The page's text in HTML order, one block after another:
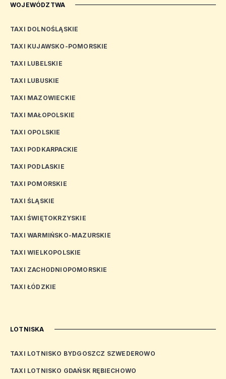
WOJEWÓDZTWA
TAXI DOLNOŚLĄSKIE
TAXI KUJAWSKO-POMORSKIE
TAXI LUBELSKIE
TAXI LUBUSKIE
TAXI MAZOWIECKIE
TAXI MAŁOPOLSKIE
TAXI OPOLSKIE
TAXI PODKARPACKIE
TAXI PODLASKIE
TAXI POMORSKIE
TAXI ŚLĄSKIE
TAXI ŚWIĘTOKRZYSKIE
TAXI WARMIŃSKO-MAZURSKIE
TAXI WIELKOPOLSKIE
TAXI ZACHODNIOPOMORSKIE
TAXI ŁÓDZKIE
LOTNISKA
TAXI LOTNISKO BYDGOSZCZ SZWEDEROWO
TAXI LOTNISKO GDAŃSK RĘBIECHOWO